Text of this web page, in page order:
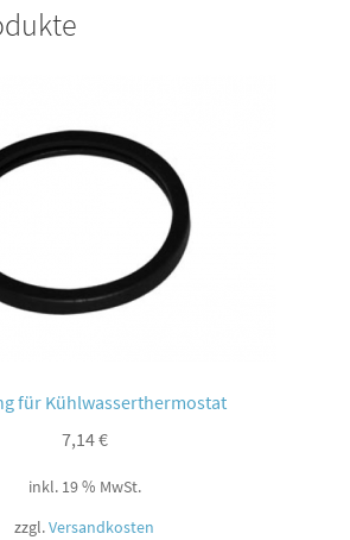
für Kühlwasserthermostat
7,14€
inkl. 19 % MwSt.
zzgl.Versandkosten